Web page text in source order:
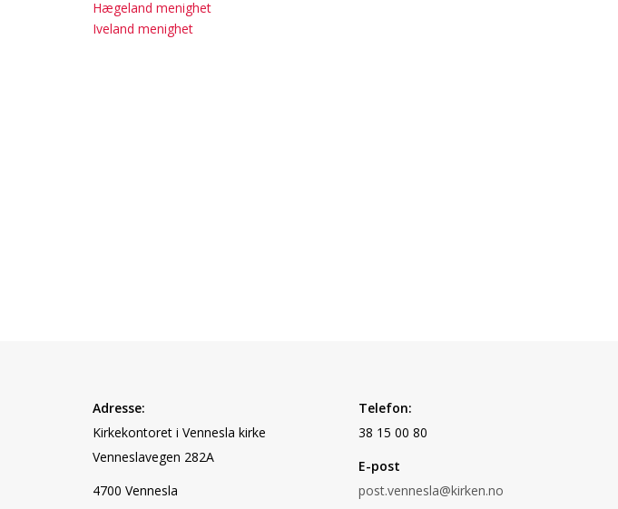
Hægeland menighet
Iveland menighet
Adresse:
Kirkekontoret i Vennesla kirke
Venneslavegen 282A
4700 Vennesla
Telefon:
38 15 00 80
E-post
post.vennesla@kirken.no